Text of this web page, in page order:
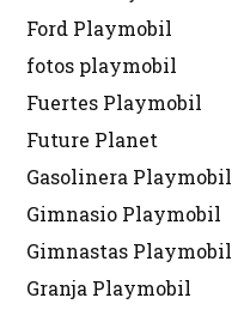
Ford Playmobil
fotos playmobil
Fuertes Playmobil
Future Planet
Gasolinera Playmobil
Gimnasio Playmobil
Gimnastas Playmobil
Granja Playmobil